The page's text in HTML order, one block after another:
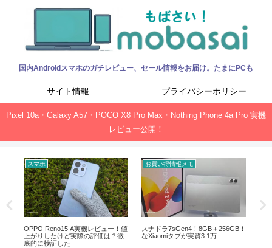
国内Androidスマホのガチレビュー、セール情報をお届け。たまにPCも
サイト情報 プライバシーポリシー
Pixel 10a・Galaxy A57・POCO X8 Pro Max・Nothing Phone 4a Pro 実機
レビュー公開！
スマホ
OPPO Reno15 A実機レビュー！値
上がりしたけど実際の評価は？徹
底的に検証した
お買い得情報メモ
スナドラ7sGen4！8GB＋256GB！
なXiaomiタブが実質3.1万